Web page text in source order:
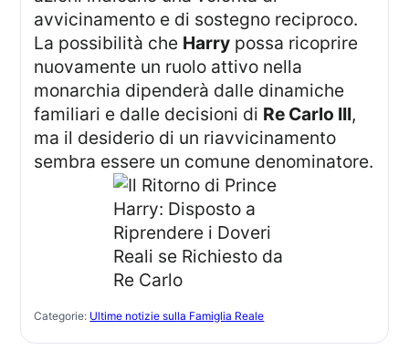
avvicinamento e di sostegno reciproco.
La possibilità che Harry possa ricoprire
nuovamente un ruolo attivo nella
monarchia dipenderà dalle dinamiche
familiari e dalle decisioni di Re Carlo III,
ma il desiderio di un riavvicinamento
sembra essere un comune denominatore.
Categorie: Ultime notizie sulla Famiglia Reale